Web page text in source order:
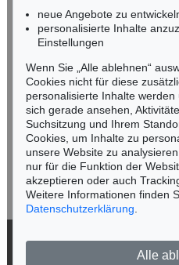
Keine Auktion
Wir informieren
Jetzt zum
neue Angebote zu
personalisierte Inhalte
Einstellungen
Wenn Sie „Alle ablehnen“
Cookies nicht für diese
personalisierte Inhalte
sich gerade ansehen,
Suchsitzung und Ihrem
Cookies, um Inhalte zu
unsere Website zu
nur für die Funktion der
akzeptieren oder auch
Weitere Informationen finden
Datenschutzerklärung
Alle